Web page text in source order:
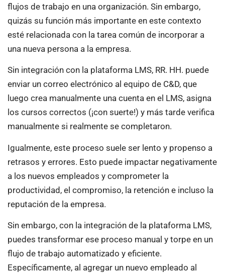
flujos de trabajo en una organización. Sin embargo,
quizás su función más importante en este contexto
esté relacionada con la tarea común de incorporar a
una nueva persona a la empresa.
Sin integración con la plataforma LMS, RR. HH. puede
enviar un correo electrónico al equipo de C&D, que
luego crea manualmente una cuenta en el LMS, asigna
los cursos correctos (¡con suerte!) y más tarde verifica
manualmente si realmente se completaron.
Igualmente, este proceso suele ser lento y propenso a
retrasos y errores. Esto puede impactar negativamente
a los nuevos empleados y comprometer la
productividad, el compromiso, la retención e incluso la
reputación de la empresa.
Sin embargo, con la integración de la plataforma LMS,
puedes transformar ese proceso manual y torpe en un
flujo de trabajo automatizado y eficiente.
Específicamente, al agregar un nuevo empleado al